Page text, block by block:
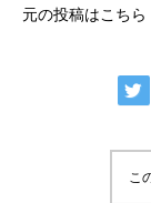
元の投稿はこちら
こ